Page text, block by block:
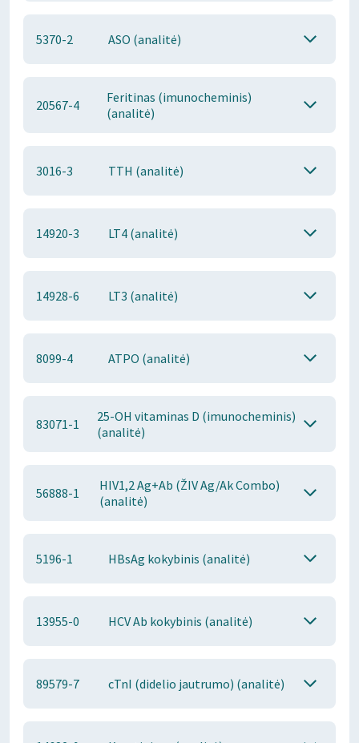
5370-2 ASO (analitė)
20567-4
Feritinas (imunocheminis)
(analitė)
3016-3 TTH (analitė)
14920-3 LT4 (analitė)
14928-6 LT3 (analitė)
8099-4 ATPO (analitė)
83071-1
25-OH vitaminas D (imunocheminis)
(analitė)
56888-1
HIV1,2 Ag+Ab (ŽIV Ag/Ak Combo)
(analitė)
5196-1 HBsAg kokybinis (analitė)
13955-0 HCV Ab kokybinis (analitė)
89579-7 cTnI (didelio jautrumo) (analitė)